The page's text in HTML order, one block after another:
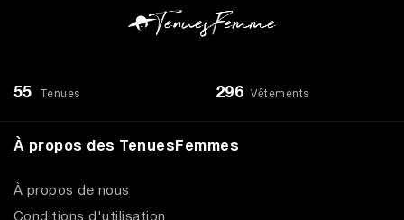
55 Tenues 296 Vêtements
À propos des TenuesFemmes
À propos de nous
Conditions d'utilisation